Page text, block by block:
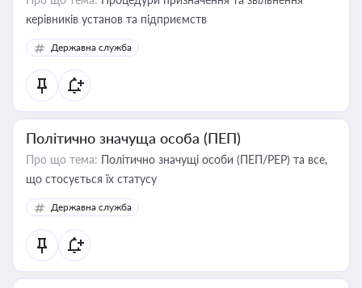
керівників установ та підприємств
Державна служба
Політично значуща особа (ПЕП)
Про що тема: Політично значущі особи (ПЕП/PEP) та все,
що стосується їх статусу
Державна служба